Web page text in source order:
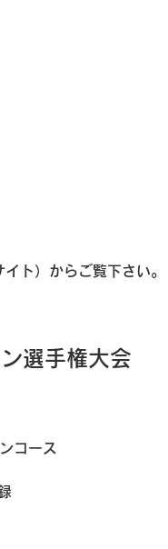
ト）からご覧下さい。
選手権大会
コース